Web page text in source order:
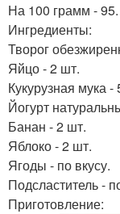
На 100 грамм -
Ингредиенты:
Творог
Яйцо - 2 шт.
Кукурузная мука
Йогурт
Банан - 2 шт.
Яблоко - 2 шт.
Ягоды - по вкусу.
Подсластитель -
Приготовление: